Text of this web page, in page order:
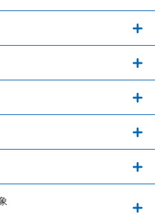
ル
5弾
初期設定方法